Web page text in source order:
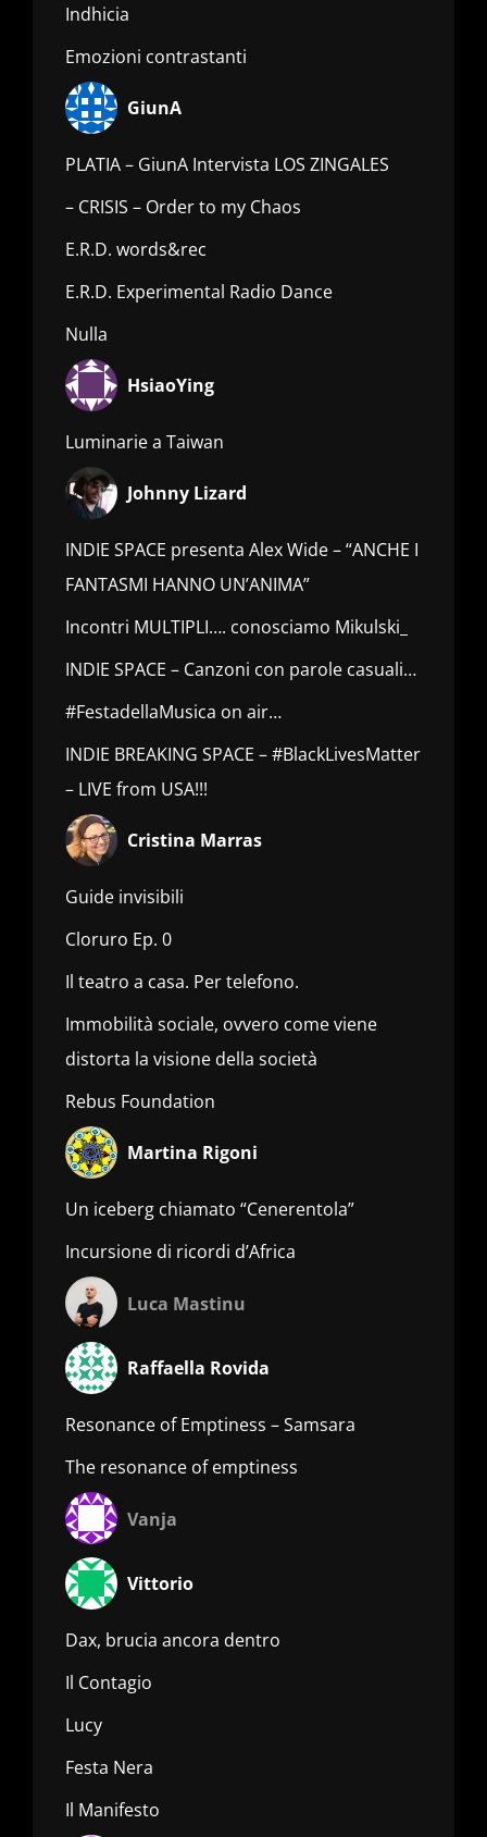
Indhicia
Emozioni contrastanti
GiunA
PLATIA – GiunA Intervista LOS ZINGALES
– CRISIS – Order to my Chaos
E.R.D. words&rec
E.R.D. Experimental Radio Dance
Nulla
HsiaoYing
Luminarie a Taiwan
Johnny Lizard
INDIE SPACE presenta Alex Wide – “ANCHE I
FANTASMI HANNO UN’ANIMA”
Incontri MULTIPLI…. conosciamo Mikulski_
INDIE SPACE – Canzoni con parole casuali…
#FestadellaMusica on air…
INDIE BREAKING SPACE – #BlackLivesMatter
– LIVE from USA!!!
Cristina Marras
Guide invisibili
Cloruro Ep. 0
Il teatro a casa. Per telefono.
Immobilità sociale, ovvero come viene
distorta la visione della società
Rebus Foundation
Martina Rigoni
Un iceberg chiamato “Cenerentola”
Incursione di ricordi d’Africa
Luca Mastinu
Raffaella Rovida
Resonance of Emptiness – Samsara
The resonance of emptiness
Vanja
Vittorio
Dax, brucia ancora dentro
Il Contagio
Lucy
Festa Nera
Il Manifesto